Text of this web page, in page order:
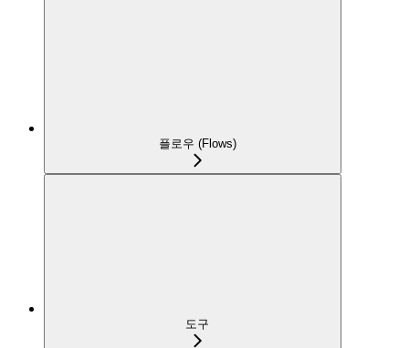
플로우 (Flows)
도구